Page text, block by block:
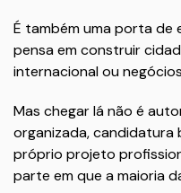
É também uma porta
pensa em construir
internacional ou
Mas chegar lá não é
organizada, candidatura
próprio projeto
parte em que a maioria